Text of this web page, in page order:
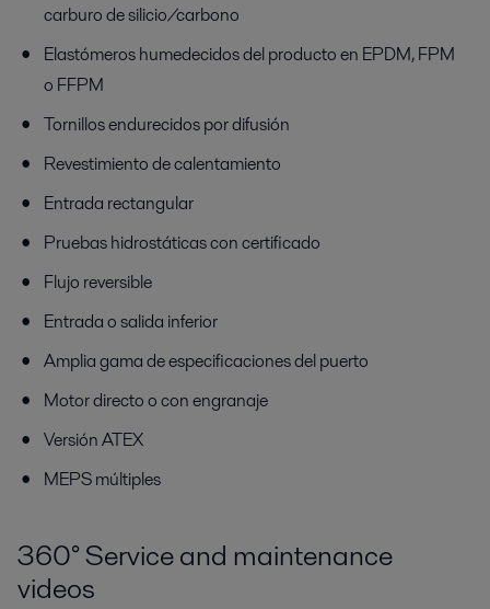
carburo de silicio/carbono
Elastómeros humedecidos del producto en EPDM, FPM
o FFPM
Tornillos endurecidos por difusión
Revestimiento de calentamiento
Entrada rectangular
Pruebas hidrostáticas con certificado
Flujo reversible
Entrada o salida inferior
Amplia gama de especificaciones del puerto
Motor directo o con engranaje
Versión ATEX
MEPS múltiples
360° Service and maintenance
videos